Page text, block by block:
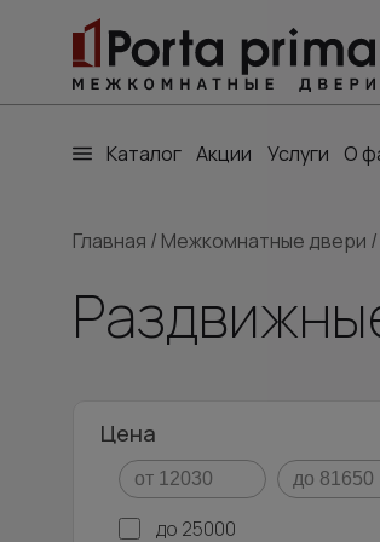
Каталог Акции Услуги О
Главная / Межкомнатные двери /
Цена
до 25000